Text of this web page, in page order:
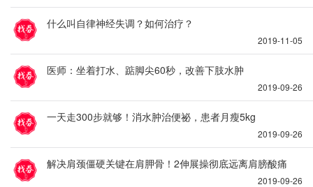
什么叫自律神经失调？如何治疗？
2019-11-05
医师：坐着打水、踮脚尖60秒，改善下肢水肿
2019-09-26
一天走300步就够！消水肿治便祕，患者月瘦5kg
2019-09-26
解决肩颈僵硬关键在肩胛骨！2伸展操彻底远离肩膀酸痛
2019-09-26